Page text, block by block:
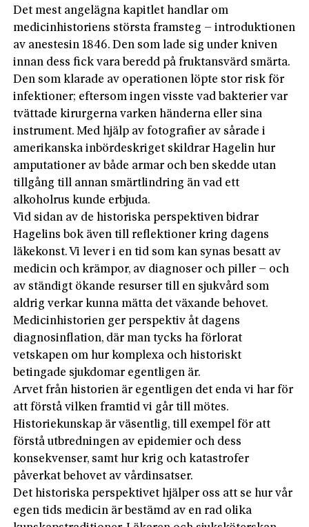
Det mest angelägna kapitlet handlar om
medicinhistoriens största framsteg – introduktionen
av anestesin 1846. Den som lade sig under kniven
innan dess fick vara beredd på fruktansvärd smärta.
Den som klarade av operationen löpte stor risk för
infektioner; eftersom ingen visste vad bakterier var
tvättade kirurgerna varken händerna eller sina
instrument. Med hjälp av fotografier av sårade i
amerikanska inbördeskriget skildrar Hagelin hur
amputationer av både armar och ben skedde utan
tillgång till annan smärtlindring än vad ett
alkoholrus kunde erbjuda.
Vid sidan av de historiska perspektiven bidrar
Hagelins bok även till reflektioner kring dagens
läkekonst. Vi lever i en tid som kan synas besatt av
medicin och krämpor, av diagnoser och piller – och
av ständigt ökande resurser till en sjukvård som
aldrig verkar kunna mätta det växande behovet.
Medicinhistorien ger perspektiv åt dagens
diagnosinflation, där man tycks ha förlorat
vetskapen om hur komplexa och historiskt
betingade sjukdomar egentligen är.
Arvet från historien är egentligen det enda vi har för
att förstå vilken framtid vi går till mötes.
Historiekunskap är väsentlig, till exempel för att
förstå utbredningen av epidemier och dess
konsekvenser, samt hur krig och katastrofer
påverkat behovet av vårdinsatser.
Det historiska perspektivet hjälper oss att se hur vår
egen tids medicin är bestämd av en rad olika